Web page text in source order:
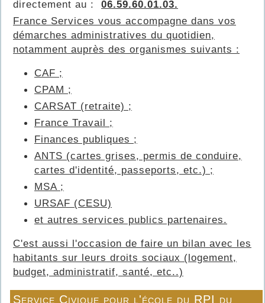
directement au : 06.59.60.01.03.
France Services vous accompagne dans vos
démarches administratives du quotidien,
notamment auprès des organismes suivants :
CAF ;
CPAM ;
CARSAT (retraite) ;
France Travail ;
Finances publiques ;
ANTS (cartes grises, permis de conduire,
cartes d'identité, passeports, etc.) ;
MSA ;
URSAF (CESU)
et autres services publics partenaires.
C'est aussi l'occasion de faire un bilan avec les
habitants sur leurs droits sociaux (logement,
budget, administratif, santé, etc..)
Service Civique pour l'école du RPI du